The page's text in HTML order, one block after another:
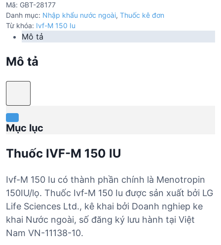
Mã: GBT-28177
Danh mục: Nhập khẩu nước ngoài, Thuốc kê đơn
Từ khóa: Ivf-M 150 Iu
Mô tả
Mô tả
Mục lục
Thuốc IVF-M 150 IU
Ivf-M 150 Iu có thành phần chính là Menotropin
150IU/lọ. Thuốc Ivf-M 150 Iu được sản xuất bởi LG
Life Sciences Ltd., kê khai bởi Doanh nghiep ke
khai Nước ngoài, số đăng ký lưu hành tại Việt
Nam VN-11138-10.